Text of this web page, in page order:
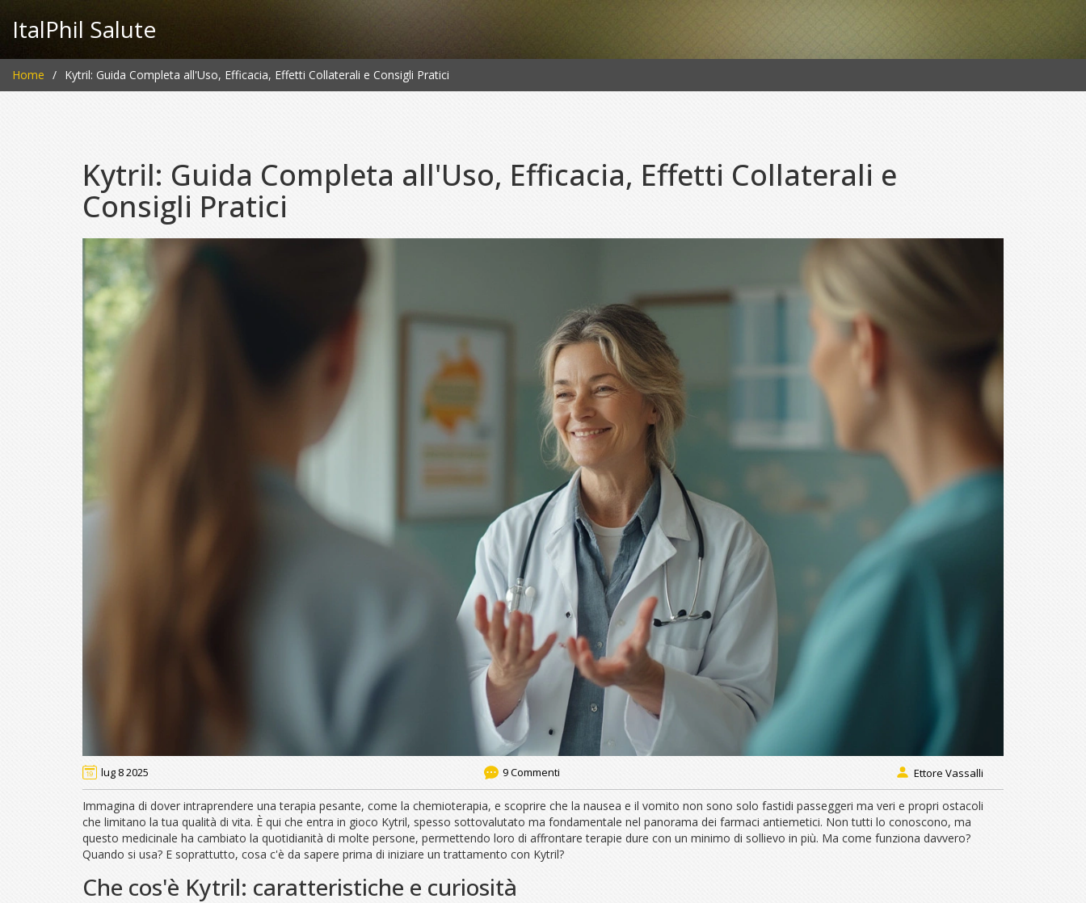
ItalPhil Salute
Home Kytril: Guida Completa all'Uso, Efficacia, Effetti Collaterali e Consigli Pratici
Kytril: Guida Completa all'Uso, Efficacia, Effetti Collaterali e
Consigli Pratici
lug 8 2025 9 Commenti Ettore Vassalli
Immagina di dover intraprendere una terapia pesante, come la chemioterapia, e scoprire che la nausea e il vomito non sono solo fastidi passeggeri ma veri e propri ostacoli
che limitano la tua qualità di vita. È qui che entra in gioco Kytril, spesso sottovalutato ma fondamentale nel panorama dei farmaci antiemetici. Non tutti lo conoscono, ma
questo medicinale ha cambiato la quotidianità di molte persone, permettendo loro di affrontare terapie dure con un minimo di sollievo in più. Ma come funziona davvero?
Quando si usa? E soprattutto, cosa c'è da sapere prima di iniziare un trattamento con Kytril?
Che cos'è Kytril: caratteristiche e curiosità